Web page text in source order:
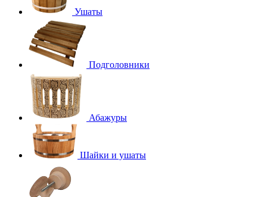
Ушаты
Подголовники
Абажуры
Шайки и ушаты